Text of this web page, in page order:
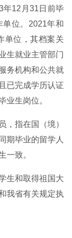
年12月31日前毕
单位。2021年和
单位，其档案关
生就业主管部门
务机构和公共就
已完成学历认证
业生岗位。
，指在国（境）
期毕业的留学人
一致。
生和取得祖国大
我省有关规定执